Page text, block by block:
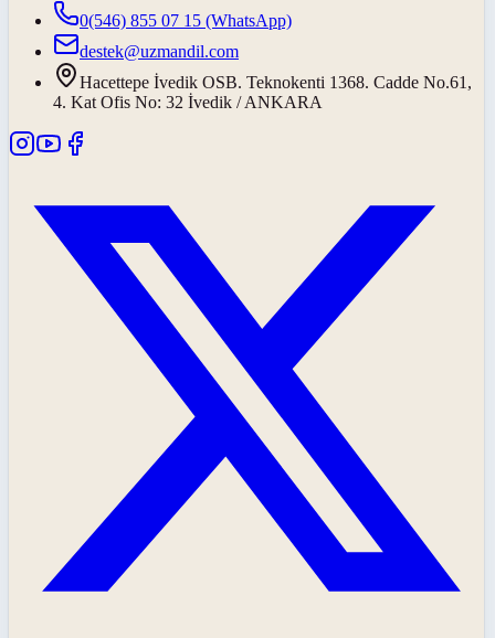
0(546) 855 07 15 (WhatsApp)
destek@uzmandil.com
Hacettepe İvedik OSB. Teknokenti 1368. Cadde No.61,
4. Kat Ofis No: 32 İvedik / ANKARA